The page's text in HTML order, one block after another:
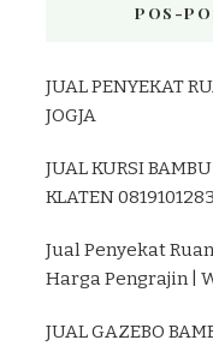
POS-
JUAL PENYEKAT
JOGJA
JUAL KURSI
KLATEN
Jual Penyekat
Harga Pengrajin |
JUAL GAZEBO